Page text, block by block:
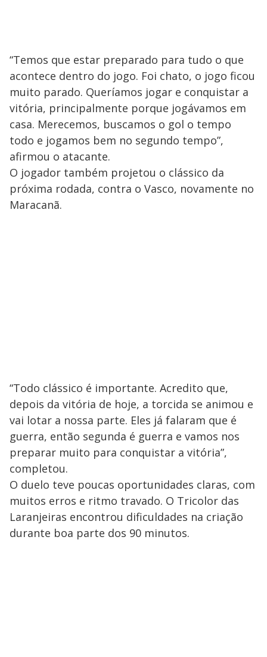
“Temos que estar preparado para tudo o que
acontece dentro do jogo. Foi chato, o jogo ficou
muito parado. Queríamos jogar e conquistar a
vitória, principalmente porque jogávamos em
casa. Merecemos, buscamos o gol o tempo
todo e jogamos bem no segundo tempo”,
afirmou o atacante.
O jogador também projetou o clássico da
próxima rodada, contra o Vasco, novamente no
Maracanã.
“Todo clássico é importante. Acredito que,
depois da vitória de hoje, a torcida se animou e
vai lotar a nossa parte. Eles já falaram que é
guerra, então segunda é guerra e vamos nos
preparar muito para conquistar a vitória”,
completou.
O duelo teve poucas oportunidades claras, com
muitos erros e ritmo travado. O Tricolor das
Laranjeiras encontrou dificuldades na criação
durante boa parte dos 90 minutos.